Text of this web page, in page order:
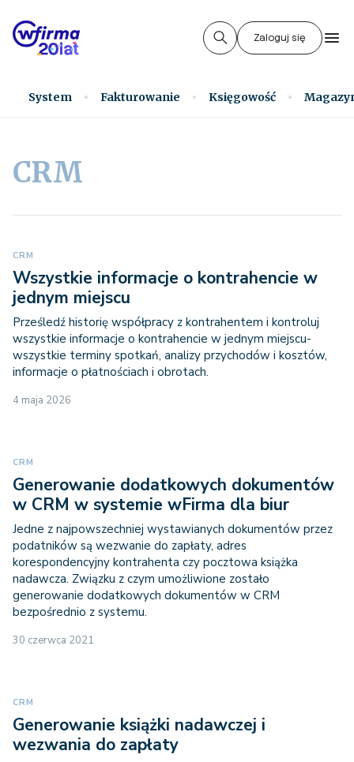
Zaloguj się
System Fakturowanie Księgowość
CRM
CRM
Wszystkie informacje o kontrahencie w
jednym miejscu
Prześledź historię współpracy z kontrahentem i kontroluj
wszystkie informacje o kontrahencie w jednym miejscu-
wszystkie terminy spotkań, analizy przychodów i kosztów,
informacje o płatnościach i obrotach.
4 maja 2026
CRM
Generowanie dodatkowych dokumentów
w CRM w systemie wFirma dla biur
Jedne z najpowszechniej wystawianych dokumentów przez
podatników są wezwanie do zapłaty, adres
korespondencyjny kontrahenta czy pocztowa książka
nadawcza. Związku z czym umożliwione zostało
generowanie dodatkowych dokumentów w CRM
bezpośrednio z systemu.
30 czerwca 2021
CRM
Generowanie książki nadawczej i
wezwania do zapłaty